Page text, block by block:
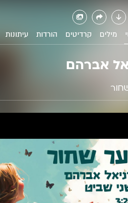
מילים קרדיטים הורדות עיתונות
אברהם